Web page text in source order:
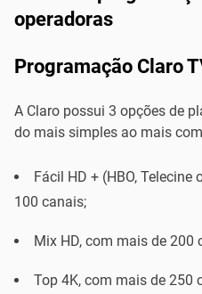
operadoras
Programação Claro
A Claro possui 3 opções de
do mais simples ao mais
Fácil HD + (HBO,
100 canais;
Mix HD, com mais de 200
Top 4K, com mais de 250